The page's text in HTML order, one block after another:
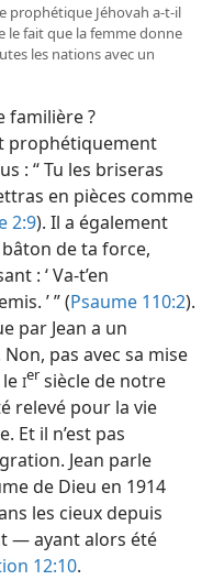
prophétique Jéhovah a-​t-​il
le fait que la femme donne
les nations avec un
familière ?
prophétiquement
: “ Tu les briseras
en pièces comme
2:9). Il a également
de ta force,
: ‘ Va-​t’en
’ ” (Psaume 110:2).
par Jean a un
pas avec sa mise
Ier siècle de notre
relevé pour la vie
Et il n’est pas
Jean parle
de Dieu en 1914
les cieux depuis
— ayant alors été
12:10.